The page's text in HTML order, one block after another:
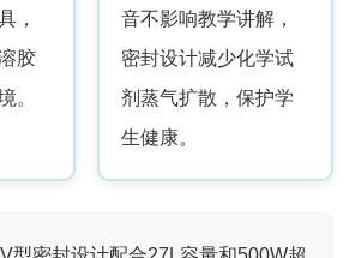
，
胶
。
音不影响教学讲解，
密封设计减少化学试
剂蒸气扩散，保护学
生健康。